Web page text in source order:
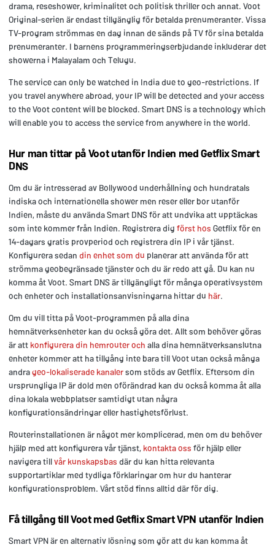
drama, reseshower, kriminalitet och politisk thriller och annat. Voot
Original-serien är endast tillgänglig för betalda prenumeranter. Vissa
TV-program strömmas en dag innan de sänds på TV för sina betalda
prenumeranter. I barnens programmeringserbjudande inkluderar det
showerna i Malayalam och Telugu.
The service can only be watched in India due to geo-restrictions. If
you travel anywhere abroad, your IP will be detected and your access
to the Voot content will be blocked. Smart DNS is a technology which
will enable you to access the service from anywhere in the world.
Hur man tittar på Voot utanför Indien med Getflix Smart
DNS
Om du är intresserad av Bollywood underhållning och hundratals
indiska och internationella shower men reser eller bor utanför
Indien, måste du använda Smart DNS för att undvika att upptäckas
som inte kommer från Indien. Registrera dig först hos Getflix för en
14-dagars gratis provperiod och registrera din IP i vår tjänst.
Konfigurera sedan din enhet som du planerar att använda för att
strömma geobegränsade tjänster och du är redo att gå. Du kan nu
komma åt Voot. Smart DNS är tillgängligt för många operativsystem
och enheter och installationsanvisningarna hittar du här.
Om du vill titta på Voot-programmen på alla dina
hemnätverksenheter kan du också göra det. Allt som behöver göras
är att konfigurera din hemrouter och alla dina hemnätverksanslutna
enheter kommer att ha tillgång inte bara till Voot utan också många
andrageo-lokaliserade kanalersom stöds av Getflix. Eftersom din
ursprungliga IP är dold men oförändrad kan du också komma åt alla
dina lokala webbplatser samtidigt utan några
konfigurationsändringar eller hastighetsförlust.
Routerinstallationen är något mer komplicerad, men om du behöver
hjälp med att konfigurera vår tjänst, kontakta oss för hjälp eller
navigera tillvår kunskapsbas där du kan hitta relevanta
supportartiklar med tydliga förklaringar om hur du hanterar
konfigurationsproblem. Vårt stöd finns alltid där för dig.
Få tillgång till Voot med Getflix Smart VPN utanför Indien
Smart VPN är en alternativ lösning som gör att du kan komma åt